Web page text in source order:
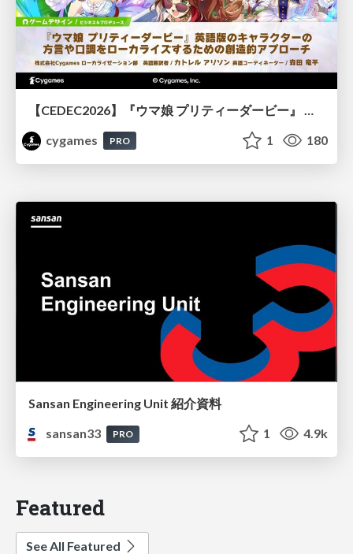
cygames
PRO 1 180
Sansan Engineering Unit 紹介資料
sansan33
PRO 1 4.9k
Featured
See All Featured